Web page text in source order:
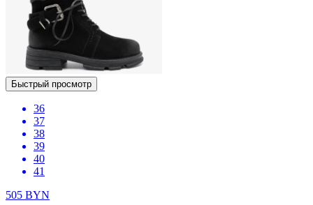
Быстрый просмотр
36
37
38
39
40
41
505 BYN